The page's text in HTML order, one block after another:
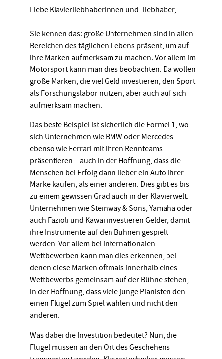
Liebe Klavierliebhaberinnen und -liebhaber,
Sie kennen das: große Unternehmen sind in allen
Bereichen des täglichen Lebens präsent, um auf
ihre Marken aufmerksam zu machen. Vor allem im
Motorsport kann man dies beobachten. Da wollen
große Marken, die viel Geld investieren, den Sport
als Forschungslabor nutzen, aber auch auf sich
aufmerksam machen.
Das beste Beispiel ist sicherlich die Formel 1, wo
sich Unternehmen wie BMW oder Mercedes
ebenso wie Ferrari mit ihren Rennteams
präsentieren – auch in der Hoffnung, dass die
Menschen bei Erfolg dann lieber ein Auto ihrer
Marke kaufen, als einer anderen. Dies gibt es bis
zu einem gewissen Grad auch in der Klavierwelt.
Unternehmen wie Steinway & Sons, Yamaha oder
auch Fazioli und Kawai investieren Gelder, damit
ihre Instrumente auf den Bühnen gespielt
werden. Vor allem bei internationalen
Wettbewerben kann man dies erkennen, bei
denen diese Marken oftmals innerhalb eines
Wettbewerbs gemeinsam auf der Bühne stehen,
in der Hoffnung, dass viele junge Pianisten den
einen Flügel zum Spiel wählen und nicht den
anderen.
Was dabei die Investition bedeutet? Nun, die
Flügel müssen an den Ort des Geschehens